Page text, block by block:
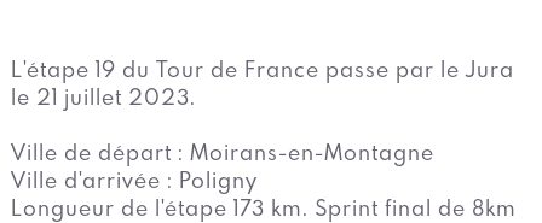
L'étape 19 du Tour de France passe par le Jura
le 21 juillet 2023.
Ville de départ : Moirans-en-Montagne
Ville d'arrivée : Poligny
Longueur de l'étape 173 km. Sprint final de 8km